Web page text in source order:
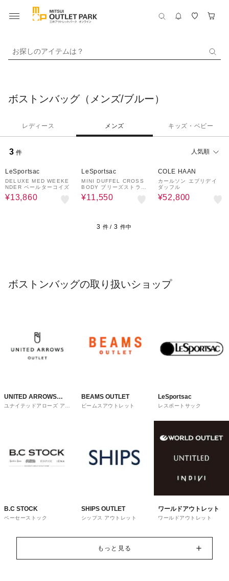
お探しのアイテムは？
ボストンバッグ（メンズ/ブルー）
レディース メンズ キッズ・ベビー
3 件 人気順
LeSportsac
DELUXE MED WEEKE
NDER ペールターコイズ
¥13,860
LeSportsac
MINI DUFFEL CROSS
BODY ブリーズストライ
プ
¥11,550
COLE HAAN
カールソン エブリデイ
ダッフル
¥52,800
3 件 / 3 件中
ボストンバッグの取り扱いショップ
UNITED ARROWS
OUTLET
ユナイテッドアローズ アウ
BEAMS OUTLET
ビームスアウトレット
LeSportsac
レスポートサック
B.C STOCK
ベーセーストック
SHIPS OUTLET
シップス アウトレット
ワールドアウトレット
ワールドアウトレット
もっと見る